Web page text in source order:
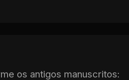
os antigos manuscritos: